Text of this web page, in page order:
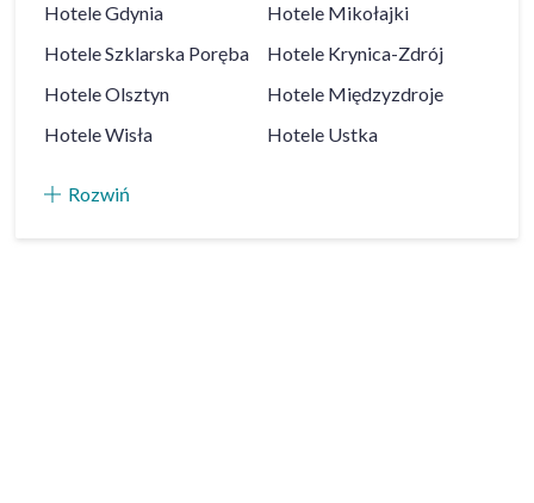
HoteleGdynia Hotele Mikołajki
HoteleSzklarska Poręba Hotele Krynica-Zdrój
HoteleOlsztyn Hotele Międzyzdroje
HoteleWisła Hotele Ustka
Rozwiń